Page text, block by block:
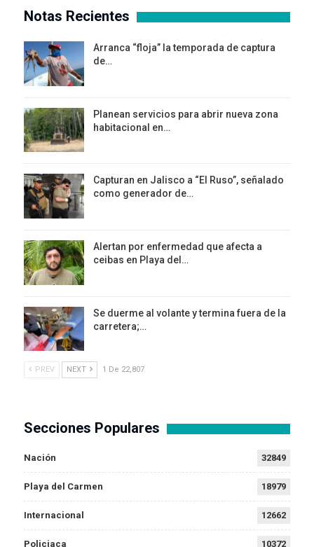
Notas Recientes
Arranca “floja” la temporada de captura
de…
Planean servicios para abrir nueva zona
habitacional en…
Capturan en Jalisco a “El Ruso”, señalado
como generador de…
Alertan por enfermedad que afecta a
ceibas en Playa del…
Se duerme al volante y termina fuera de la
carretera;…
PREV NEXT 1 De 22,807
Secciones Populares
Nación 32849
Playa del Carmen 18979
Internacional 12662
Policiaca 10372